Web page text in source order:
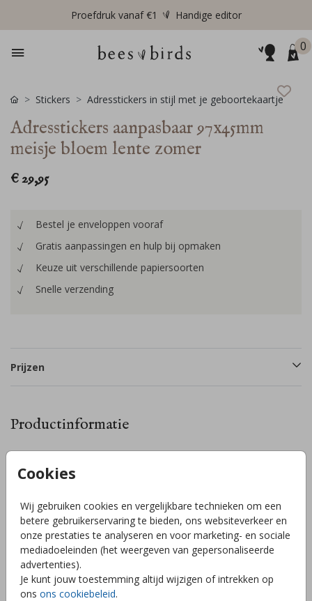
Proefdruk vanaf €1 Handige editor
0
Cookies
Wij gebruiken cookies en vergelijkbare technieken om een
betere gebruikerservaring te bieden, ons websiteverkeer en
onze prestaties te analyseren en voor marketing- en sociale
mediadoeleinden (het weergeven van gepersonaliseerde
advertenties).
Je kunt jouw toestemming altijd wijzigen of intrekken op
ons ons cookiebeleid.
Stickers Adresstickers in stijl met je geboortekaartje
Adresstickers aanpasbaar 97x45mm
meisje bloem lente zomer
€ 29,95
Bestel je enveloppen vooraf
Gratis aanpassingen en hulp bij opmaken
Keuze uit verschillende papiersoorten
Snelle verzending
Prijzen
Productinformatie
Je ontvangt 14 stickers per vel. Standaard zijn er 6
eenvoudig aanpassen naar minder vellen. Let op: doe dit op
voorhand, achteraf kunnen we dit niet meer aanpassen. Pas
het ontwerp helemaal naar wens aan in onze editor. Voeg
bijvoorbeeld elementen toe of speel met kleuren.
Toon meer